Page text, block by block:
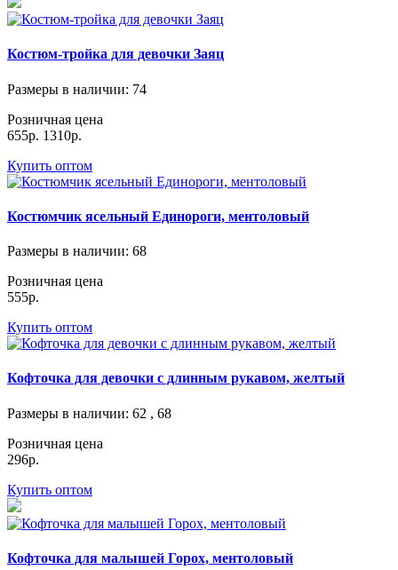
Костюм-тройка для девочки Заяц
Размеры в наличии: 74
Розничная цена
655р. 1310р.
Купить оптом
Костюмчик ясельный Единороги, ментоловый
Размеры в наличии: 68
Розничная цена
555р.
Купить оптом
Кофточка для девочки с длинным рукавом, желтый
Размеры в наличии: 62 , 68
Розничная цена
296р.
Купить оптом
Кофточка для малышей Горох, ментоловый